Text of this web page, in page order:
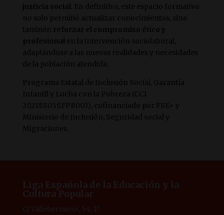
justicia social
. En definitiva, este espacio formativo
no solo permitió actualizar conocimientos, sino
también reforzar el compromiso ético y
profesional en la intervención sociolaboral,
adaptándose a las nuevas realidades y necesidades
de la población atendida.
Programa Estatal de Inclusión Social, Garantía
Infantil y Lucha con la Pobreza (CCI
2021ES05SFPR003), cofinanciado por FSE+ y
Ministerio de Inclusión, Seguridad social y
Migraciones.